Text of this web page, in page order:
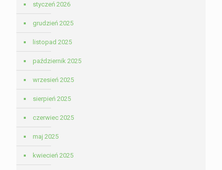
styczeń 2026
grudzień 2025
listopad 2025
październik 2025
wrzesień 2025
sierpień 2025
czerwiec 2025
maj 2025
kwiecień 2025